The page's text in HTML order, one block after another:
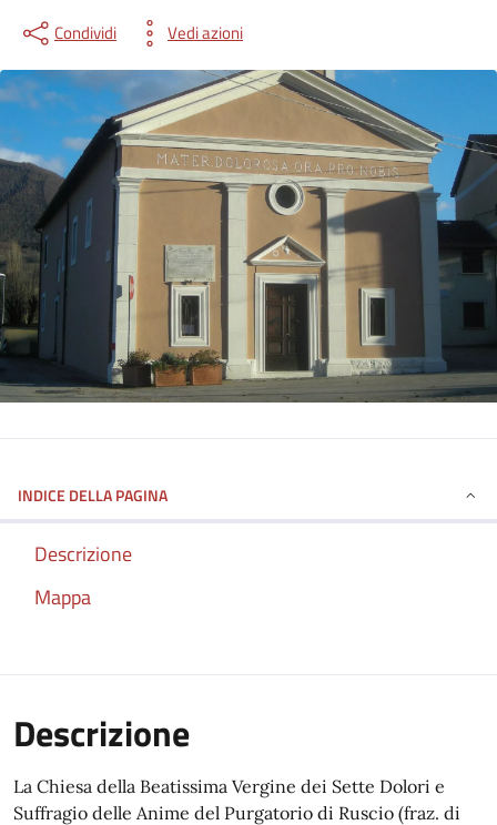
Condividi Vedi azioni
INDICE DELLA PAGINA
Descrizione
Mappa
Descrizione
La Chiesa della Beatissima Vergine dei Sette Dolori e
Suffragio delle Anime del Purgatorio di Ruscio (fraz. di